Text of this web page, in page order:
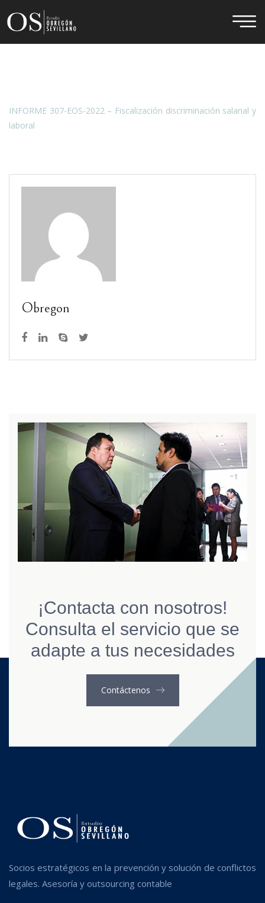
INFORME 307-EOS-2022 – Fiscalización discriminación salarial y
laboral
Obregon
¡Contacta con nosotros!
Consulta el servicio que se
adapte a tus necesidades
Contáctenos
Socios estratégicos en la prevención y solución de conflictos
legales. Asesoría y outsourcing contable